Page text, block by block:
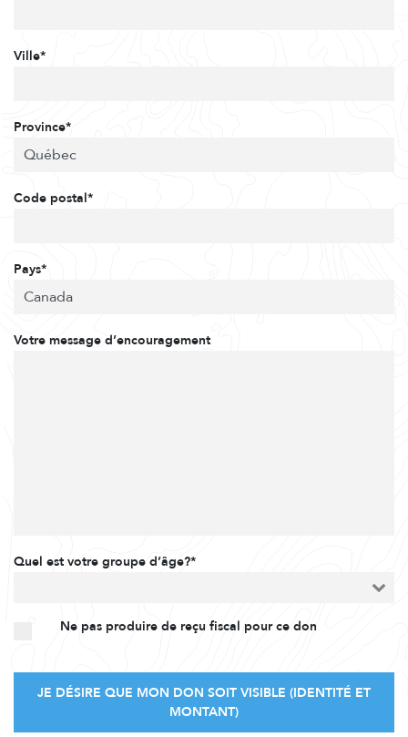
Ville*
Province*
Code postal*
Pays*
Votre message d’encouragement
Quel est votre groupe d’âge?*
Ne pas produire de reçu fiscal pour ce don
JE DÉSIRE QUE MON DON SOIT VISIBLE (IDENTITÉ ET
MONTANT)